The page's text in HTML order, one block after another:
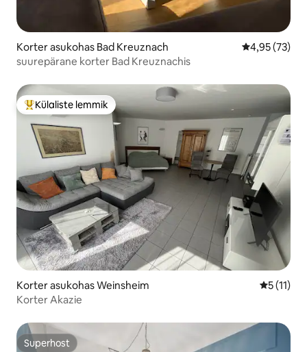
Korter asukohas Bad Kreuznach Keskmine
4,95 (73)
suurepärane korter Bad Kreuznachis
Külaliste suur lemmik
Külaliste lemmik
Korter asukohas Weinsheim
5 (11)
Korter Akazie
Superhost
Superhost